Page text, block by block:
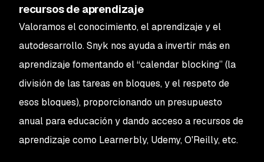
recursos de aprendizaje
Valoramos el conocimiento, el aprendizaje y el
autodesarrollo. Snyk nos ayuda a invertir más en
aprendizaje fomentando el “calendar blocking” (la
división de las tareas en bloques, y el respeto de
esos bloques), proporcionando un presupuesto
anual para educación y dando acceso a recursos de
aprendizaje como Learnerbly, Udemy, O'Reilly, etc.